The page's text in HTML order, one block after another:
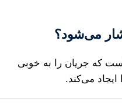
می‌شود؟
که جریان را به خوبی
می‌کند.